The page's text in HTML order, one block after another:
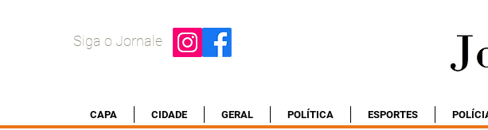
Siga o Jornale
CAPA CIDADE GERAL POLÍTICA ESPORTES